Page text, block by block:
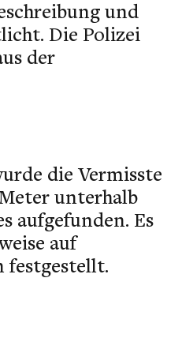
und
Die Polizei
der
die Vermisste
unterhalb
aufgefunden. Es
auf
festgestellt.